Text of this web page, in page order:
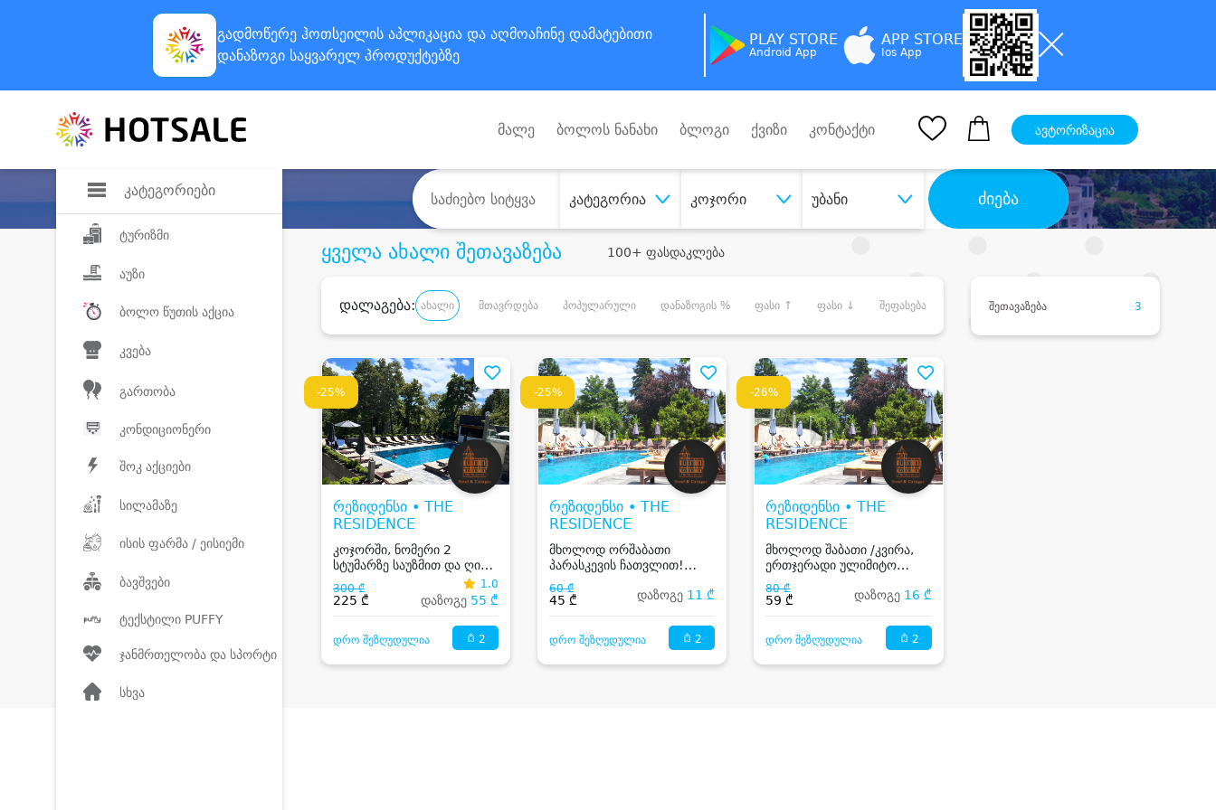
გადმოწერე ჰოთსეილის აპლიკაცია და აღმოაჩინე დამატებითი
დანაზოგი საყვარელ პროდუქტებზე
PLAY STORE
Android App
APP STORE
Ios App
კატეგორიები
ტურიზმი
აუზი
ბოლო წუთის აქცია
კვება
გართობა
კონდიციონერი
შოკ აქციები
სილამაზე
ისის ფარმა / ეისიემი
ბავშვები
ტექსტილი PUFFY
ჯანმრთელობა და სპორტი
სხვა
მალე ბოლოს ნანახი ბლოგი ქვიზი კონტაქტი ავტორიზაცია
კატეგორია კოჯორი უბანი ძიება
ყველა ახალი შეთავაზება 100+ ფასდაკლება
დალაგება: ახალი მთავრდება პოპულარული დანაზოგის % ფასი ↑ ფასი ↓ შეფასება შეთავაზება 3
-25%
რეზიდენსი • THE
RESIDENCE
კოჯორში, ნომერი 2
სტუმარზე საუზმით და ღია
აუზით
300 ₾
225 ₾
1.0
დაზოგე 55 ₾
დრო შეზღუდულია 2
-25%
რეზიდენსი • THE
RESIDENCE
მხოლოდ ორშაბათი
პარასკევის ჩათვლით!
ერთჯერადი ულიმიტო
ვიზიტი ღია აუზზე კოჯორში
60 ₾
45 ₾ დაზოგე 11 ₾
დრო შეზღუდულია 2
-26%
რეზიდენსი • THE
RESIDENCE
მხოლოდ შაბათი /კვირა,
ერთჯერადი ულიმიტო
ვიზიტი ღია აუზზე კოჯორში
80 ₾
59 ₾ დაზოგე 16 ₾
დრო შეზღუდულია 2